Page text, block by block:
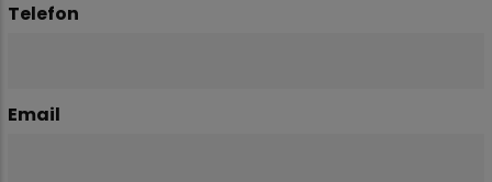
Telefon
Email